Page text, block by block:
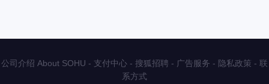
公司介绍 About SOHU - 支付中心 - 搜狐招聘 - 广告服务 - 隐私政策 - 联
系方式